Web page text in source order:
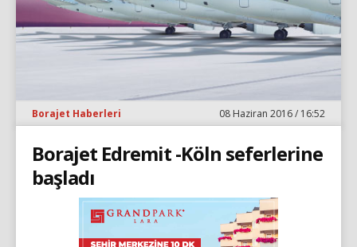
Borajet Haberleri 08 Haziran 2016 / 16:52
Borajet Edremit -Köln seferlerine
başladı